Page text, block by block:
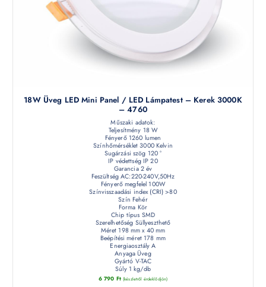
18W Üveg LED Mini Panel / LED Lámpatest – Kerek 3000K
– 4760
Műszaki adatok:
Teljesítmény 18 W
Fényerő 1260 lumen
Színhőmérséklet 3000 Kelvin
Sugárzási szög 120 °
IP védettség IP 20
Garancia 2 év
Feszültség AC:220-240V,50Hz
Fényerő megfelel 100W
Színvisszaadási index (CRI) >80
Szín Fehér
Forma Kör
Chip típus SMD
Szerelhetőség Süllyeszthető
Méret 198 mm x 40 mm
Beépítési méret 178 mm
Energiaosztály A
Anyaga Üveg
Gyártó V-TAC
Súly 1 kg/db
6 790 Ft (készletről érdeklődjön)